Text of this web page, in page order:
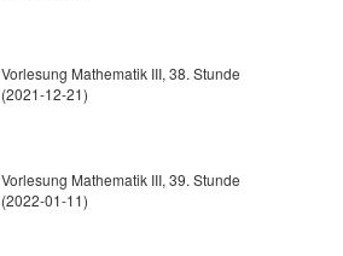
Vorlesung Mathematik III, 38. Stunde
(2021-12-21)
Vorlesung Mathematik III, 39. Stunde
(2022-01-11)